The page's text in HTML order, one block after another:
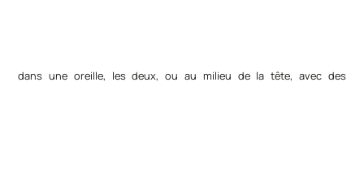
dans une oreille, les deux, ou au milieu de la tête, avec des